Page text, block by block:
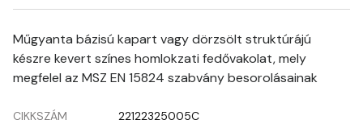
Műgyanta bázisú kapart vagy dörzsölt struktúrájú
készre kevert színes homlokzati fedővakolat, mely
megfelel az MSZ EN 15824 szabvány besorolásainak
CIKKSZÁM
22122325005C